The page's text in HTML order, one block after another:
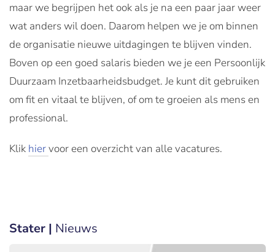
maar we begrijpen het ook als je na een paar jaar weer
wat anders wil doen. Daarom helpen we je om binnen
de organisatie nieuwe uitdagingen te blijven vinden.
Boven op een goed salaris bieden we je een Persoonlijk
Duurzaam Inzetbaarheidsbudget. Je kunt dit gebruiken
om fit en vitaal te blijven, of om te groeien als mens en
professional.
Klik hiervoor een overzicht van alle vacatures.
Stater | Nieuws